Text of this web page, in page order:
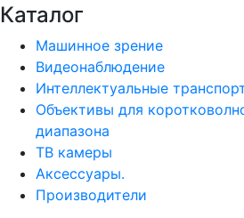
Каталог
Машинное зрение
Видеонаблюдение
Интеллектуальные
Объективы для
диапазона
ТВ камеры
Аксессуары.
Производители